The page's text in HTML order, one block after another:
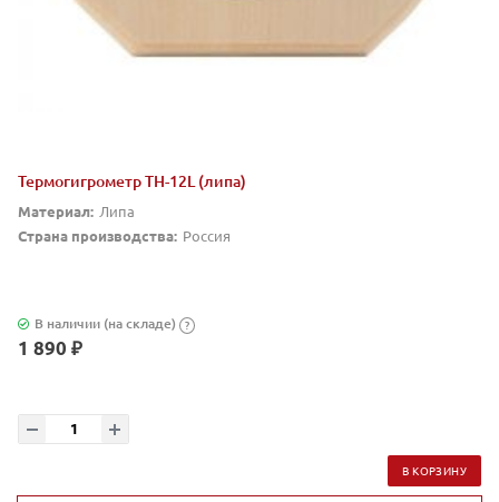
Термогигрометр TH-12L (липа)
Материал: Липа
Страна производства: Россия
В наличии (на складе) ?
1 890 ₽
В КОРЗИНУ